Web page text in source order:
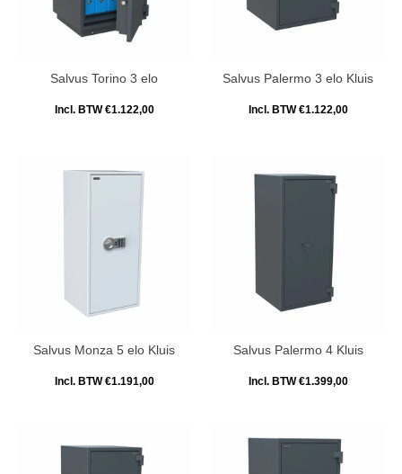
Salvus Torino 3 elo
Incl. BTW €1.122,00
Salvus Palermo 3 elo Kluis
Incl. BTW €1.122,00
Salvus Monza 5 elo Kluis
Incl. BTW €1.191,00
Salvus Palermo 4 Kluis
Incl. BTW €1.399,00